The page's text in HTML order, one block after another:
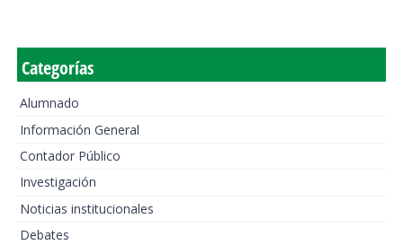
Categorías
Alumnado
Información General
Contador Público
Investigación
Noticias institucionales
Debates